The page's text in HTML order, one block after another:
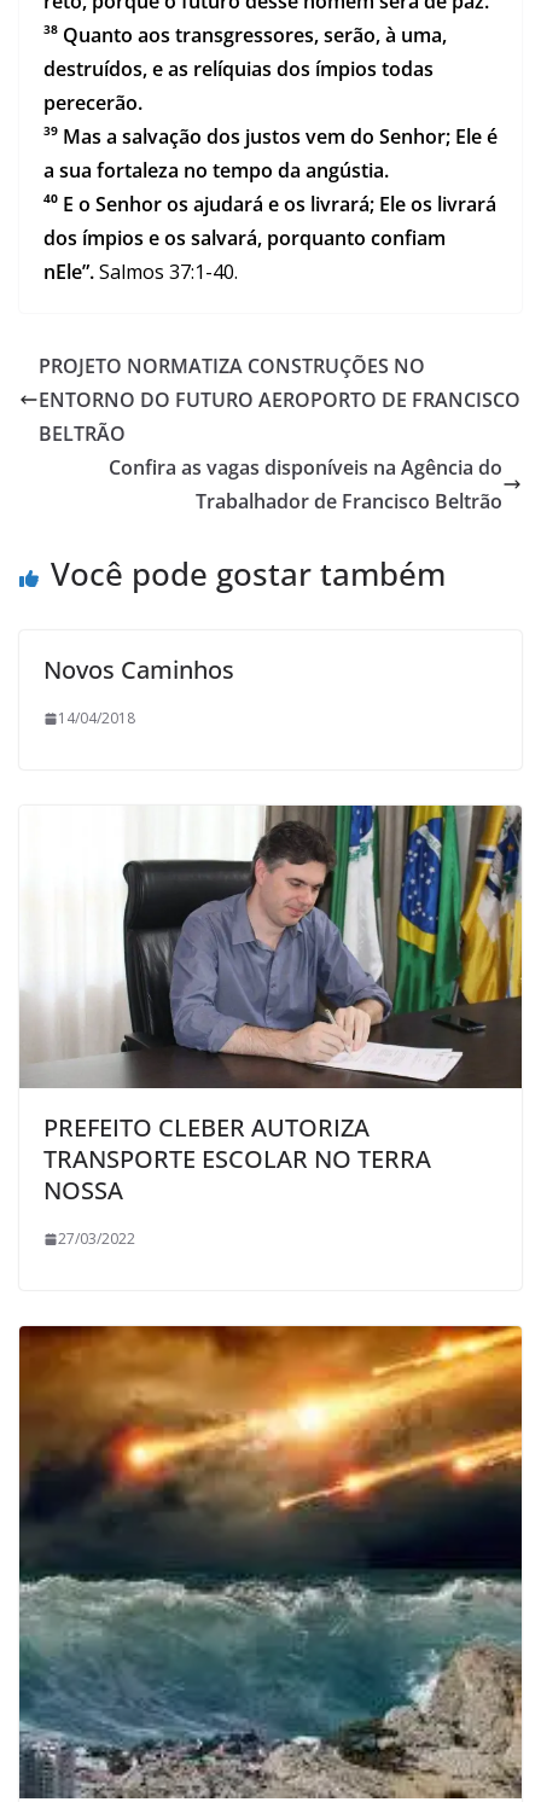
³⁸ Quanto aos transgressores, serão, à uma,
destruídos, e as relíquias dos ímpios todas
perecerão.
³⁹ Mas a salvação dos justos vem do Senhor; Ele é
a sua fortaleza no tempo da angústia.
⁴⁰ E o Senhor os ajudará e os livrará; Ele os livrará
dos ímpios e os salvará, porquanto confiam
nEle”.Salmos 37:1-40.
PROJETO NORMATIZA CONSTRUÇÕES NO
ENTORNO DO FUTURO AEROPORTO DE FRANCISCO
BELTRÃO
Confira as vagas disponíveis na Agência do
Trabalhador de Francisco Beltrão
Você pode gostar também
Novos Caminhos
14/04/2018
PREFEITO CLEBER AUTORIZA
TRANSPORTE ESCOLAR NO TERRA
NOSSA
27/03/2022